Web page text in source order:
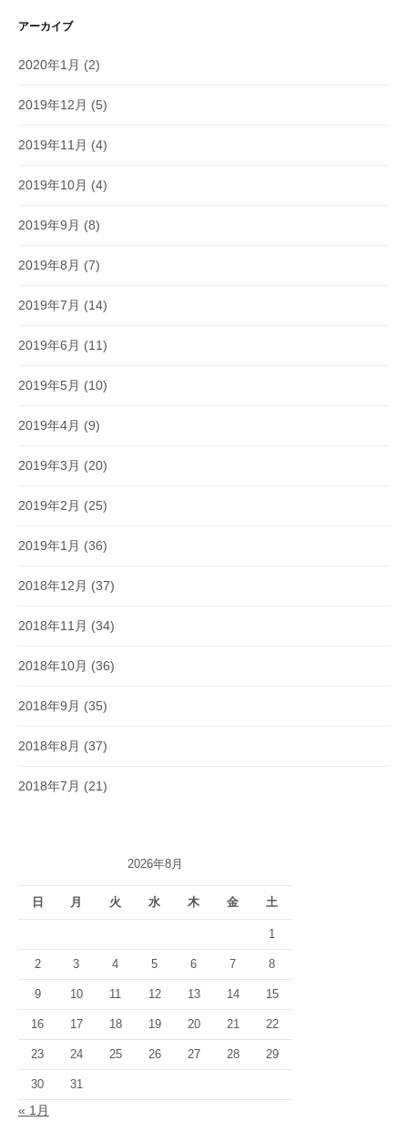
アーカイブ
2020年1月 (2)
2019年12月 (5)
2019年11月 (4)
2019年10月 (4)
2019年9月 (8)
2019年8月 (7)
2019年7月 (14)
2019年6月 (11)
2019年5月 (10)
2019年4月 (9)
2019年3月 (20)
2019年2月 (25)
2019年1月 (36)
2018年12月 (37)
2018年11月 (34)
2018年10月 (36)
2018年9月 (35)
2018年8月 (37)
2018年7月 (21)
2026年8月
日 月 火 水 木 金 土
1
2 3 4 5 6 7 8
9 10 11 12 13 14 15
16 17 18 19 20 21 22
23 24 25 26 27 28 29
30 31
« 1月